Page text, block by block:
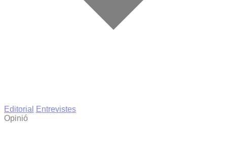
Editorial
Entrevistes
Opinió